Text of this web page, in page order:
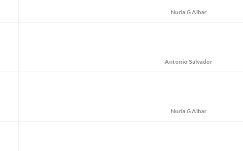
Nuria G Albar
Antonio Salvador
Nuria G Albar